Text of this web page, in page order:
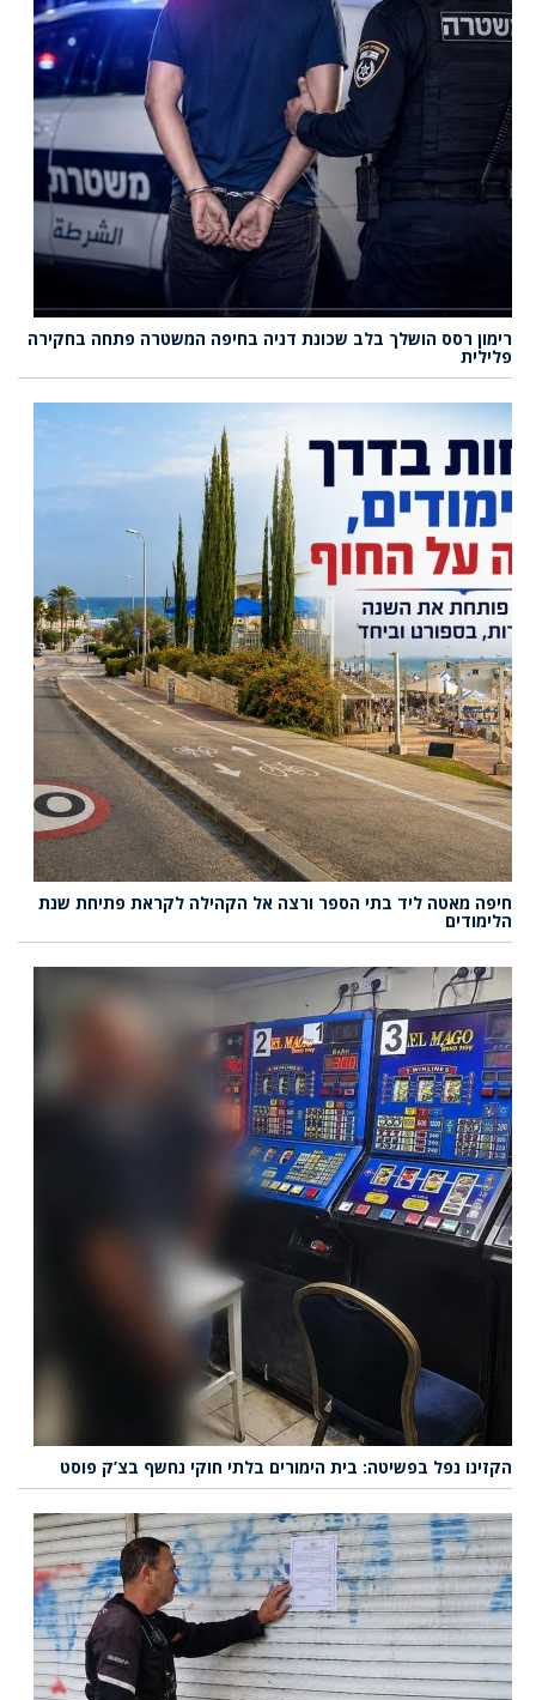
רימון רסס הושלך בלב שכונת דניה בחיפה המשטרה פתחה בחקירה
פלילית
חיפה מאטה ליד בתי הספר ורצה אל הקהילה לקראת פתיחת שנת
הלימודים
הקזינו נפל בפשיטה: בית הימורים בלתי חוקי נחשף בצ’ק פוסט